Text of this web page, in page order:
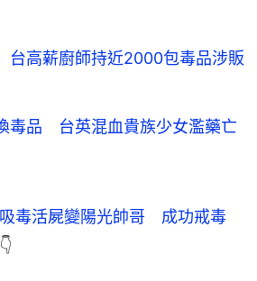
高薪廚師持近2000包毒品涉販
毒品 台英混血貴族少女濫藥亡
毒活屍變陽光帥哥　成功戒毒